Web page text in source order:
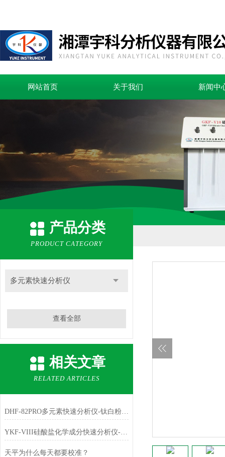
网站首页 关于我们 新闻中
产品分类
PRODUCT CATEGORY
多元素快速分析仪
查看全部
相关文章
RELATED ARTICLES
DHF-82PRO多元素快速分析仪-钛白粉、金红石中主成份TiO2的测定
YKF-VIII硅酸盐化学成分快速分析仪-铁红中主成份Fe2O3的测定
天平为什么每天都要校准？